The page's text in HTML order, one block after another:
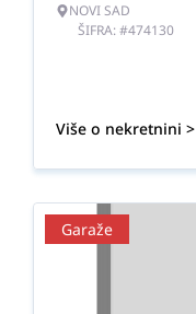
NOVI SAD
ŠIFRA: #474130
Više o nekretnini >
Garaže